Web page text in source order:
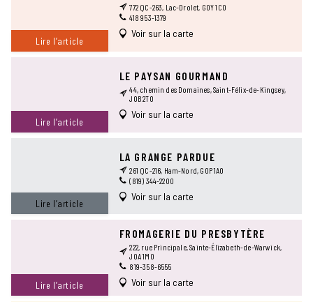
Lire l’article
772 QC-263, Lac-Drolet, G0Y 1C0
418 953-1379
Voir sur la carte
Lire l’article
LE PAYSAN GOURMAND
44, chemin des Domaines, Saint-Félix-de-Kingsey,
J0B 2T0
Voir sur la carte
Lire l’article
LA GRANGE PARDUE
261 QC-216, Ham-Nord, G0P 1A0
(819) 344-2200
Voir sur la carte
Lire l’article
FROMAGERIE DU PRESBYTÈRE
222, rue Principale, Sainte-Élizabeth-de-Warwick,
J0A 1M0
819-358-6555
Voir sur la carte